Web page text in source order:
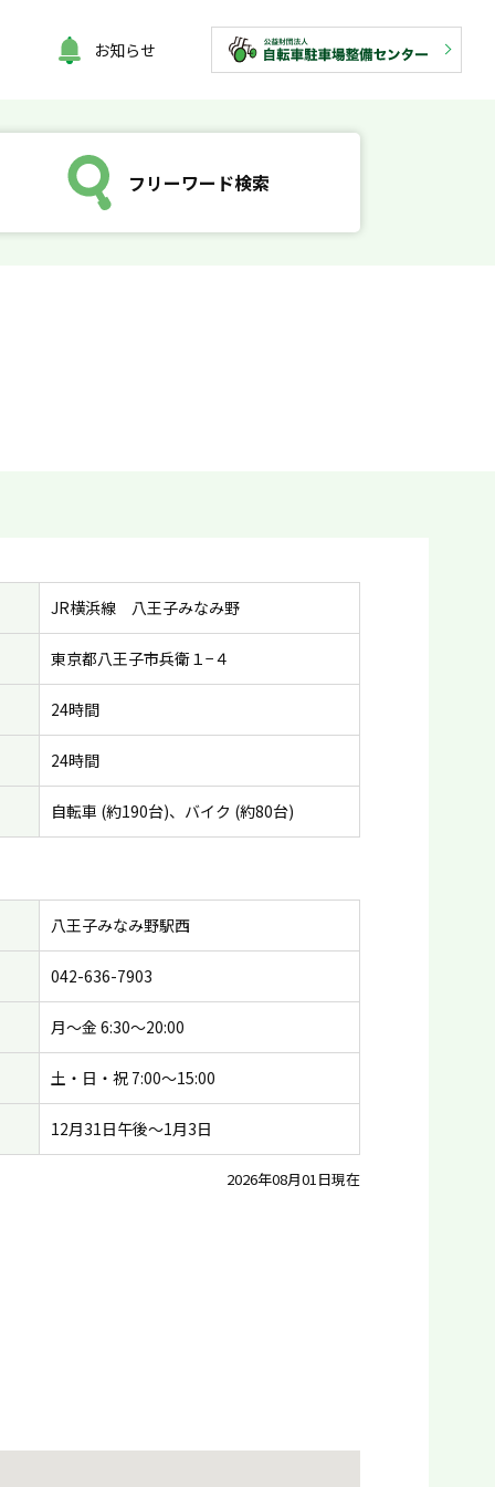
お知らせ
フリーワード検索
JR横浜線 八王子みなみ野
東京都八王子市兵衛１−４
24時間
24時間
自転車 (約190台)、バイク (約80台)
八王子みなみ野駅西
042-636-7903
月〜金 6:30〜20:00
土・日・祝 7:00〜15:00
12月31日午後〜1月3日
2026年08月01日現在